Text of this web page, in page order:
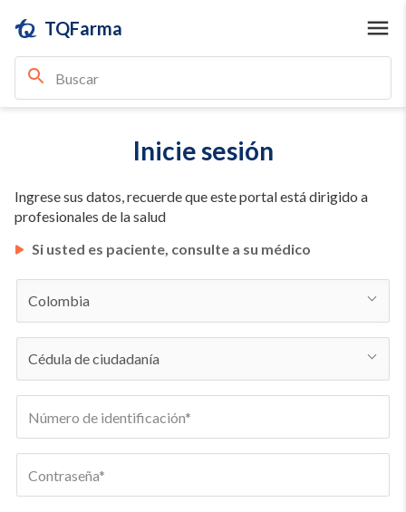
TQFarma
Inicie sesión
Ingrese sus datos, recuerde que este portal está dirigido a
profesionales de la salud
Si usted es paciente, consulte a su médico